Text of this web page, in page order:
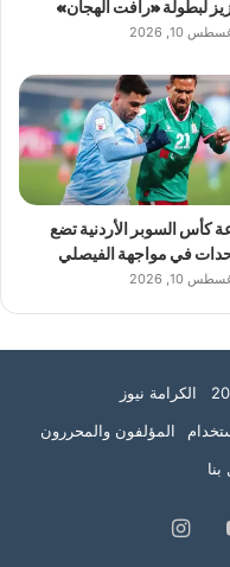
لبطولة «رأفت الهجان»
10, 2026
كأس السوبر الأردنية تضع
في مواجهة الفيصلي
10, 2026
المؤلفون والمحررون
يوتيوبانستقرام